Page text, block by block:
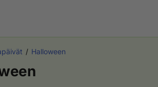
Halloween